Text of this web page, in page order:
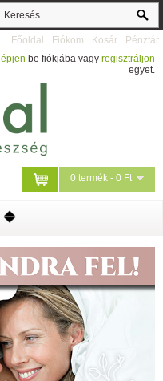
0 termék - 0 Ft
Főoldal Fiókom Kosár
Pénztár
lépjen be fiókjába vagy regisztráljon
egyet.